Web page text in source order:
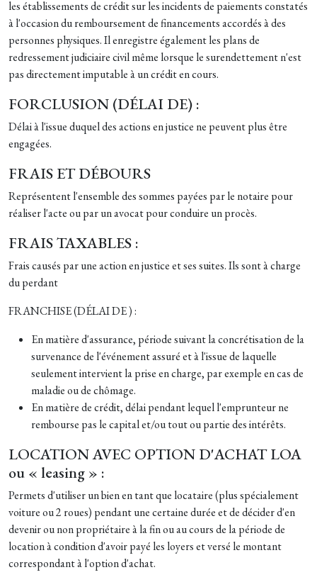
les établissements de crédit sur les incidents de paiements constatés
à l'occasion du remboursement de financements accordés à des
personnes physiques. Il enregistre également les plans de
redressement judiciaire civil même lorsque le surendettement n'est
pas directement imputable à un crédit en cours.
FORCLUSION (DÉLAI DE) :
Délai à l'issue duquel des actions en justice ne peuvent plus être
engagées.
FRAIS ET DÉBOURS
Représentent l'ensemble des sommes payées par le notaire pour
réaliser l'acte ou par un avocat pour conduire un procès.
FRAIS TAXABLES :
Frais causés par une action en justice et ses suites. Ils sont à charge
du perdant
FRANCHISE (DÉLAI DE ) :
En matière d'assurance, période suivant la concrétisation de la
survenance de l'événement assuré et à l'issue de laquelle
seulement intervient la prise en charge, par exemple en cas de
maladie ou de chômage.
En matière de crédit, délai pendant lequel l'emprunteur ne
rembourse pas le capital et/ou tout ou partie des intérêts.
LOCATION AVEC OPTION D'ACHAT LOA
ou « leasing » :
Permets d'utiliser un bien en tant que locataire (plus spécialement
voiture ou 2 roues) pendant une certaine durée et de décider d'en
devenir ou non propriétaire à la fin ou au cours de la période de
location à condition d'avoir payé les loyers et versé le montant
correspondant à l'option d'achat.